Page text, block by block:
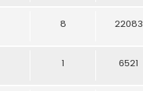
8 22083
1 6521